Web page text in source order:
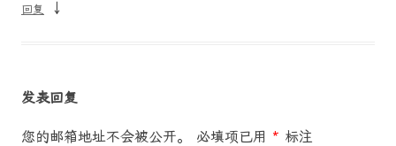
回复 ↓
发表回复
您的邮箱地址不会被公开。 必填项已用 * 标注